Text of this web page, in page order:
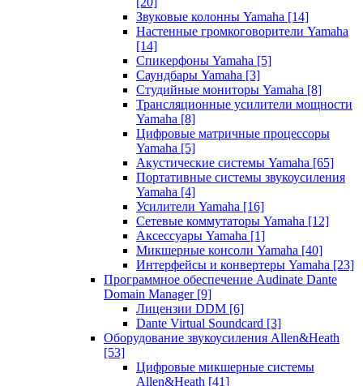
Звуковые колонны Yamaha [14]
Настенные громкоговорители Yamaha
[14]
Спикерфоны Yamaha [5]
Саундбары Yamaha [3]
Студийные мониторы Yamaha [8]
Трансляционные усилители мощности
Yamaha [8]
Цифровые матричные процессоры
Yamaha [5]
Акустические системы Yamaha [65]
Портативные системы звукоусиления
Yamaha [4]
Усилители Yamaha [16]
Сетевые коммутаторы Yamaha [12]
Аксессуары Yamaha [1]
Микшерные консоли Yamaha [40]
Интерфейсы и конвертеры Yamaha [23]
Программное обеспечение Audinate Dante
Domain Manager [9]
Лицензии DDM [6]
Dante Virtual Soundcard [3]
Оборудование звукоусиления Allen&Heath
[53]
Цифровые микшерные системы
Allen&Heath [41]